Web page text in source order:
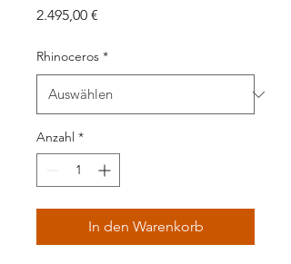
2.495,00 €
Rhinoceros *
Anzahl *
In den Warenkorb